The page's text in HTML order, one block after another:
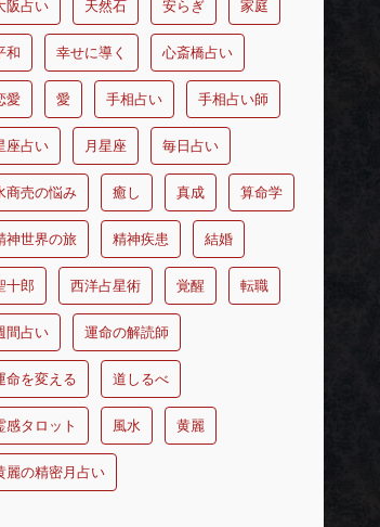
阪占い 天然石 安らぎ 家庭
和 幸せに導く 心斎橋占い
愛 愛 手相占い 手相占い師
座占い 月星座 毎日占い
商売の悩み 癒し 真成 算命学
神世界の旅 精神疾患 結婚
十郎 西洋占星術 覚醒 転職
間占い 運命の解読師
命を変える 道しるべ
感タロット 風水 黄麗
麗の精密月占い